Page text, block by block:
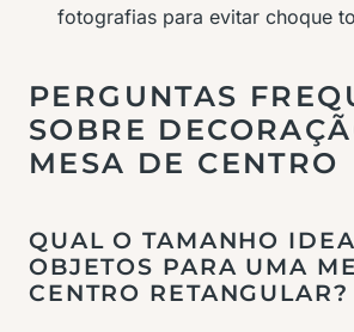
fotografias para evitar choque
PERGUNTAS
SOBRE
MESA DE CENTRO
QUAL O TAMANHO
OBJETOS PARA UMA
CENTRO RETANGULAR?